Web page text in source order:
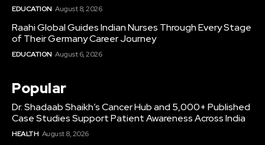
EDUCATION August 8, 2026
Raahi Global Guides Indian Nurses Through Every Stage
of Their Germany Career Journey
EDUCATION August 6, 2026
Popular
Dr. Shadaab Shaikh’s Cancer Hub and 5,000+ Published
Case Studies Support Patient Awareness Across India
HEALTH August 8, 2026